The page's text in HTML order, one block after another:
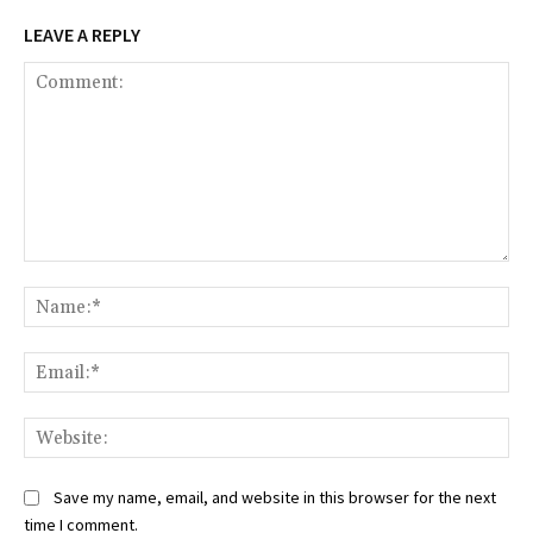
LEAVE A REPLY
Save my name, email, and website in this browser for the next
time I comment.